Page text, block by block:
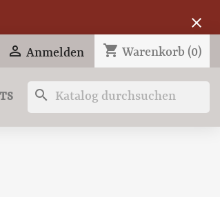
close
 Anmelden shopping_cart Warenkorb (0)
search